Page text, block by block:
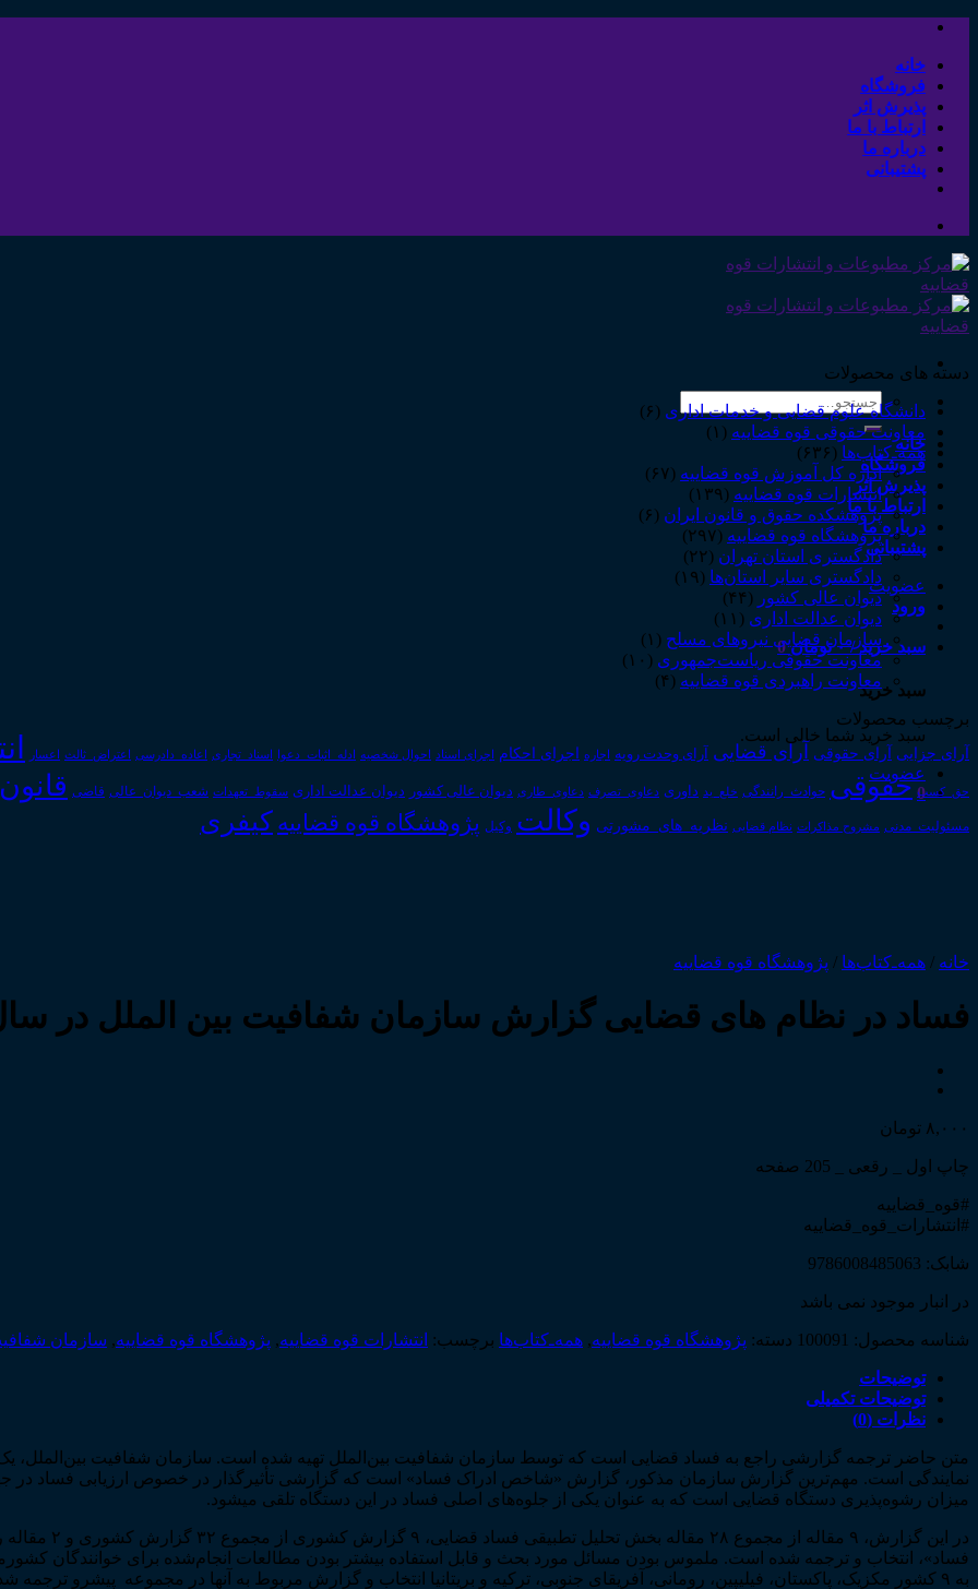
Skip
contentخانه
فروشگاه
پذیرش اثر
ارتباط با ما
درباره ما
پشتیبانی
جستجو
برای:
خانه
فروشگاه
پذیرش اثر
ارتباط با ما
درباره ما
پشتیبانی
عضویت
ورود
سبد خرید /۰ تومان 0
سبد خرید
سبد خرید شما خالی است.
عضویت
0
دسته های محصولات
دانشگاه علوم قضایی و خدمات اداری (۶)
معاونت حقوقی قوه قضاییه (۱)
همه‌ـ‌کتاب‌ها (۶۳۶)
اداره کل آموزش قوه قضاییه (۶۷)
انتشارات قوه قضاییه (۱۳۹)
پژوهشکده حقوق و قانون ایران (۶)
پژوهشگاه قوه قضاییه (۲۹۷)
دادگستری استان تهران (۲۲)
دادگستری سایر استان‌ها (۱۹)
دیوان عالی کشور (۴۴)
دیوان عدالت اداری (۱۱)
سازمان قضایی نیروهای مسلح (۱)
معاونت حقوقی ریاست‌جمهوری (۱۰)
معاونت راهبردی قوه قضاییه (۴)
برچسب محصولات
آرای جزایی آرای حقوقی آرای قضایی آرای وحدت رویه اجاره اجرای احکام اجرای اسناد احوال شخصیه ادله_اثبات_دعوا اسناد_تجاری اعاده_دادرسی اعتراض_ثالث اعسار
حق_کسب حقوقی حوادث_رانندگی خلع_ید داوری دعاوی_تصرف دعاوی_طاری دیوان عالی کشور دیوان عدالت اداری سقوط_تعهدات شعب_دیوان_عالی قاضی قانون
مسئولیت_مدنی مشروح مذاکرات نظام قضایی نظریه_های_مشورتی وکالت وکیل پژوهشگاه قوه قضاییه کیفری
خانه / همه‌ـ‌کتاب‌ها / پژوهشگاه قوه قضاییه
فساد در نظام های قضایی گزارش سازمان شفافیت بین الملل در سال
۸,۰۰۰ تومان
چاپ اول _ رقعی _ 205 صفحه
#قوه_قضاییه
#انتشارات_قوه_قضاییه
شابک: 9786008485063
در انبار موجود نمی باشد
شناسه محصول: 100091 دسته: پژوهشگاه قوه قضاییه, همه‌ـ‌کتاب‌ها برچسب: انتشارات قوه قضاییه, پژوهشگاه قوه قضاییه, سازمان
توضیحات
توضیحات تکمیلی
نظرات (0)
متن حاضر ترجمه گزارشی راجع به فساد قضایی است که توسط سازمان شفافیت بین‌­الملل تهیه شده است. سازمان شفافیت بین‌­الملل،
نمایندگی است. مهم‌­ترین گزارش سازمان مذکور، گزارش «شاخص ادراک فساد» است که گزارشی تأثیرگذار در خصوص ارزیابی فساد در
میزان رشوه‌­پذیری دستگاه قضایی است که به عنوان یکی از جلوه­‌های اصلی فساد در این دستگاه تلقی می­شود.
فساد»، انتخاب و ترجمه شده است. ملموس بودن مسائل مورد بحث و قابل استفاده بیشتر بودن مطالعات انجام‌­شده برای خوانندگان
به ۹ کشور مکزیک، پاکستان، فیلیپین، رومانی، آفریقای جنوبی، ترکیه و بریتانیا انتخاب و گزارش مربوط به آن­ها در مجموعه پیش­رو ترجمه شده است.